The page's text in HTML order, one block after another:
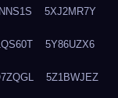
5XJ2MR7Y
5Y86UZX6
5Z1BWJEZ